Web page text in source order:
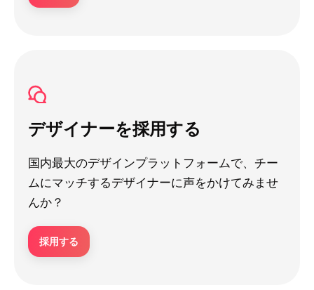
デザイナーを採用する
国内最大のデザインプラットフォームで、チー
ムにマッチするデザイナーに声をかけてみませ
んか？
採用する